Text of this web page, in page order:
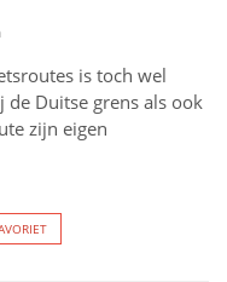
is toch wel
Duitse grens als ook
zijn eigen